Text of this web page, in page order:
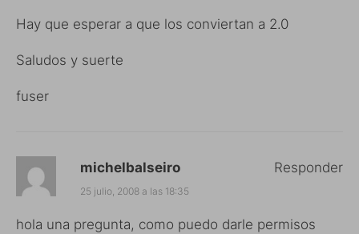
Hay que esperar a que los conviertan a 2.0
Saludos y suerte
fuser
michelbalseiro
25 julio, 2008 a las 18:35
hola una pregunta, como puedo darle permisos
Responder